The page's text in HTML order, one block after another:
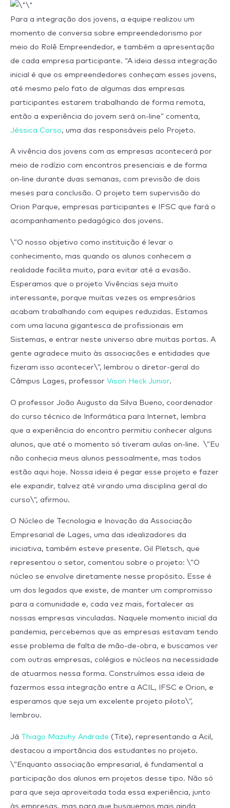
Para a integração dos jovens, a equipe realizou um
momento de conversa sobre empreendedorismo por
meio do Rolê Empreendedor, e também a apresentação
de cada empresa participante. “A ideia dessa integração
inicial é que os empreendedores conheçam esses jovens,
até mesmo pelo fato de algumas das empresas
participantes estarem trabalhando de forma remota,
então a experiência do jovem será on-line” comenta,
Jéssica Corso, uma das responsáveis pelo Projeto.
A vivência dos jovens com as empresas acontecerá por
meio de rodízio com encontros presenciais e de forma
on-line durante duas semanas, com previsão de dois
meses para conclusão. O projeto tem supervisão do
Orion Parque, empresas participantes e IFSC que fará o
acompanhamento pedagógico dos jovens.
\”O nosso objetivo como instituição é levar o
conhecimento, mas quando os alunos conhecem a
realidade facilita muito, para evitar até a evasão.
Esperamos que o projeto Vivências seja muito
interessante, porque muitas vezes os empresários
acabam trabalhando com equipes reduzidas. Estamos
com uma lacuna gigantesca de profissionais em
Sistemas, e entrar neste universo abre muitas portas. A
gente agradece muito às associações e entidades que
fizeram isso acontecer\”, lembrou o diretor-geral do
Câmpus Lages, professor Vison Heck Junior.
O professor João Augusto da Silva Bueno, coordenador
do curso técnico de Informática para Internet, lembra
que a experiência do encontro permitiu conhecer alguns
alunos, que até o momento só tiveram aulas on-line. \”Eu
não conhecia meus alunos pessoalmente, mas todos
estão aqui hoje. Nossa ideia é pegar esse projeto e fazer
ele expandir, talvez até virando uma disciplina geral do
curso\”, afirmou.
O Núcleo de Tecnologia e Inovação da Associação
Empresarial de Lages, uma das idealizadores da
iniciativa, também esteve presente. Gil Pletsch, que
representou o setor, comentou sobre o projeto: \”O
núcleo se envolve diretamente nesse propósito. Esse é
um dos legados que existe, de manter um compromisso
para a comunidade e, cada vez mais, fortalecer as
nossas empresas vinculadas. Naquele momento inicial da
pandemia, percebemos que as empresas estavam tendo
esse problema de falta de mão-de-obra, e buscamos ver
com outras empresas, colégios e núcleos na necessidade
de atuarmos nessa forma. Construímos essa ideia de
fazermos essa integração entre a ACIL, IFSC e Orion, e
esperamos que seja um excelente projeto piloto\”,
lembrou.
Já Thiago Mazuhy Andrade (Tite), representando a Acil,
destacou a importância dos estudantes no projeto.
\”Enquanto associação empresarial, é fundamental a
participação dos alunos em projetos desse tipo. Não só
para que seja aproveitada toda essa experiência, junto
às empresas, mas para que busquemos mais ainda